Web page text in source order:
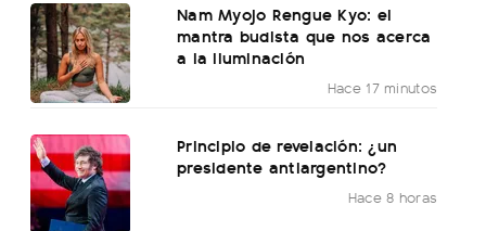
Nam Myojo Rengue Kyo: el
mantra budista que nos acerca
a la iluminación
Hace 17 minutos
Principio de revelación: ¿un
presidente antiargentino?
Hace 8 horas